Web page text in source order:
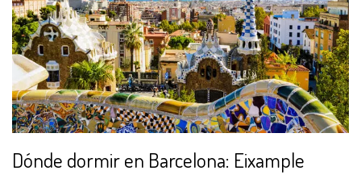
Dónde dormir en Barcelona: Eixample